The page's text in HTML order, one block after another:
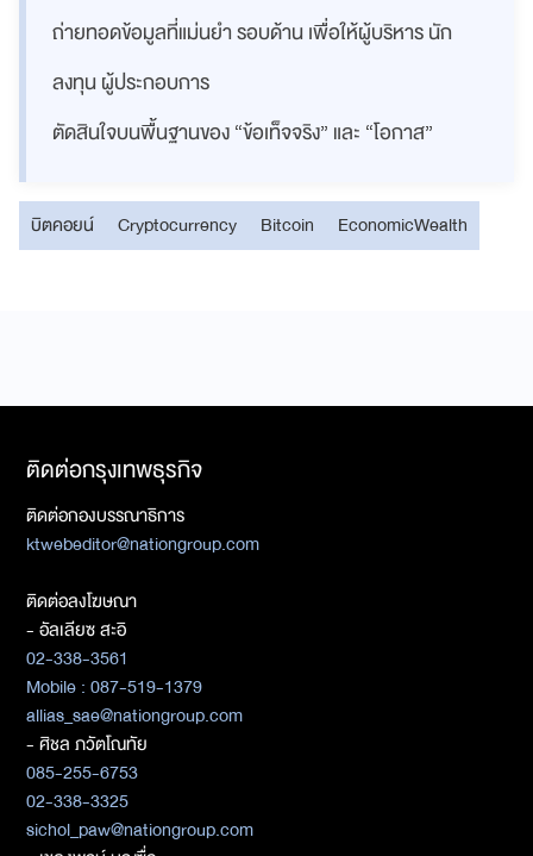
ถ่ายทอดข้อมูลที่แม่นยำ รอบด้าน เพื่อให้ผู้บริหาร นัก
ลงทุน ผู้ประกอบการ
ตัดสินใจบนพื้นฐานของ “ข้อเท็จจริง” และ “โอกาส”
บิตคอยน์ Cryptocurrency Bitcoin EconomicWealth
ติดต่อกรุงเทพธุรกิจ
ติดต่อกองบรรณาธิการ
ktwebeditor@nationgroup.com
ติดต่อลงโฆษณา
- อัลเลียซ สะอิ
02-338-3561
Mobile : 087-519-1379
allias_sae@nationgroup.com
- ศิชล ภวัตโณทัย
085-255-6753
02-338-3325
sichol_paw@nationgroup.com